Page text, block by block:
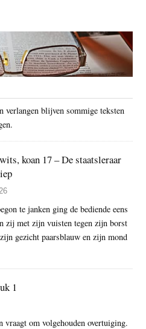
verlangen blijven sommige teksten
koan 17 – De staatsleraar
te janken ging de bediende eens
zij met zijn vuisten tegen zijn borst
gezicht paarsblauw en zijn mond
1
vraagt om volgehouden overtuiging.